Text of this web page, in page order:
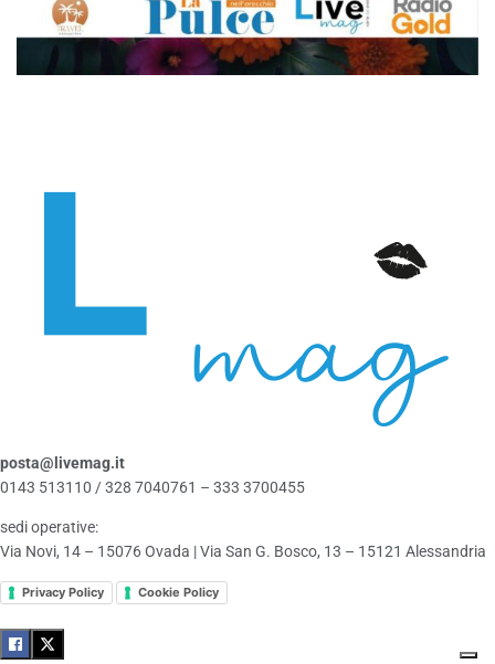
posta@livemag.it
0143 513110 / 328 7040761 – 333 3700455
sedi operative:
Via Novi, 14 – 15076 Ovada | Via San G. Bosco, 13 – 15121 Alessandria
Privacy Policy Cookie Policy